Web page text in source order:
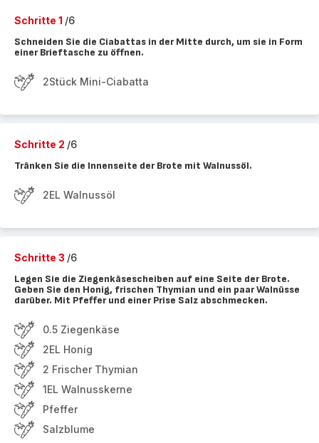
Schritte 1 /6
Schneiden Sie die Ciabattas in der Mitte durch, um sie in Form
einer Brieftasche zu öffnen.
2Stück Mini-Ciabatta
Schritte 2 /6
Tränken Sie die Innenseite der Brote mit Walnussöl.
2EL Walnussöl
Schritte 3 /6
Legen Sie die Ziegenkäsescheiben auf eine Seite der Brote.
Geben Sie den Honig, frischen Thymian und ein paar Walnüsse
darüber. Mit Pfeffer und einer Prise Salz abschmecken.
0.5 Ziegenkäse
2EL Honig
2 Frischer Thymian
1EL Walnusskerne
Pfeffer
Salzblume